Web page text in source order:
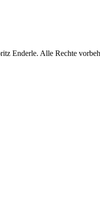
Enderle. Alle Rechte